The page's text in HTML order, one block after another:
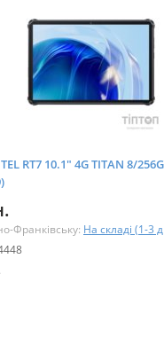
RT7 10.1" 4G TITAN 8/
Франківську: На складі (1-3